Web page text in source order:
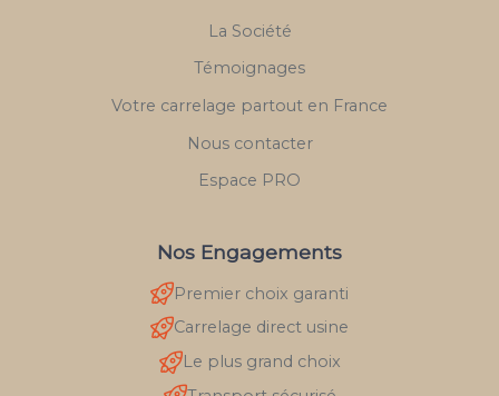
La Société
Témoignages
Votre carrelage partout en France
Nous contacter
Espace PRO
Nos Engagements
Premier choix garanti
Carrelage direct usine
Le plus grand choix